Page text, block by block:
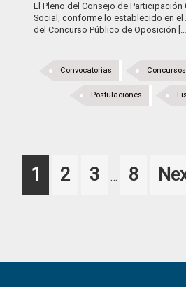
El Pleno del Consejo de Participación
Social, conforme lo establecido en el
del Concurso Público de Oposición […]
Convocatorias
Postulaciones
Page
1 Page
2 Page
3
pages
… Page
8
Go